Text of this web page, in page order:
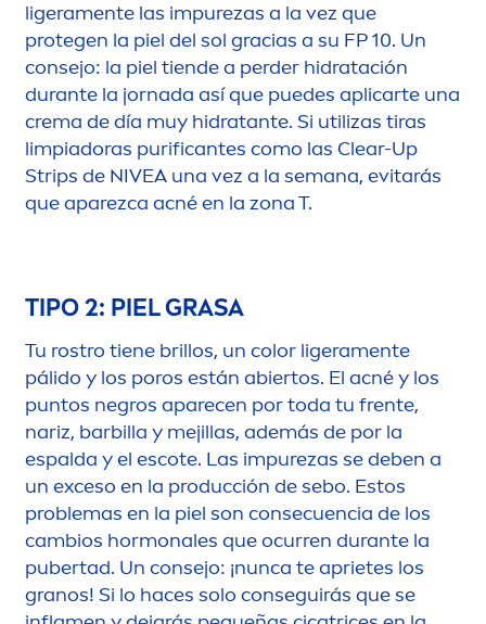
ligeramente las impurezas a la vez que
protegen la piel del sol gracias a su FP 10. Un
consejo: la piel tiende a perder hidratación
durante la jornada así que puedes aplicarte una
crema de día muy hidratante. Si utilizas tiras
limpiadoras purificantes como las Clear-Up
Strips de NIVEA una vez a la semana, evitarás
que aparezca acné en la zona T.
TIPO 2: PIEL GRASA
Tu rostro tiene brillos, un color ligeramente
pálido y los poros están abiertos. El acné y los
puntos negros aparecen por toda tu frente,
nariz, barbilla y mejillas, además de por la
espalda y el escote. Las impurezas se deben a
un exceso en la producción de sebo. Estos
problemas en la piel son consecuencia de los
cambios hormonales que ocurren durante la
pubertad. Un consejo: ¡nunca te aprietes los
granos! Si lo haces solo conseguirás que se